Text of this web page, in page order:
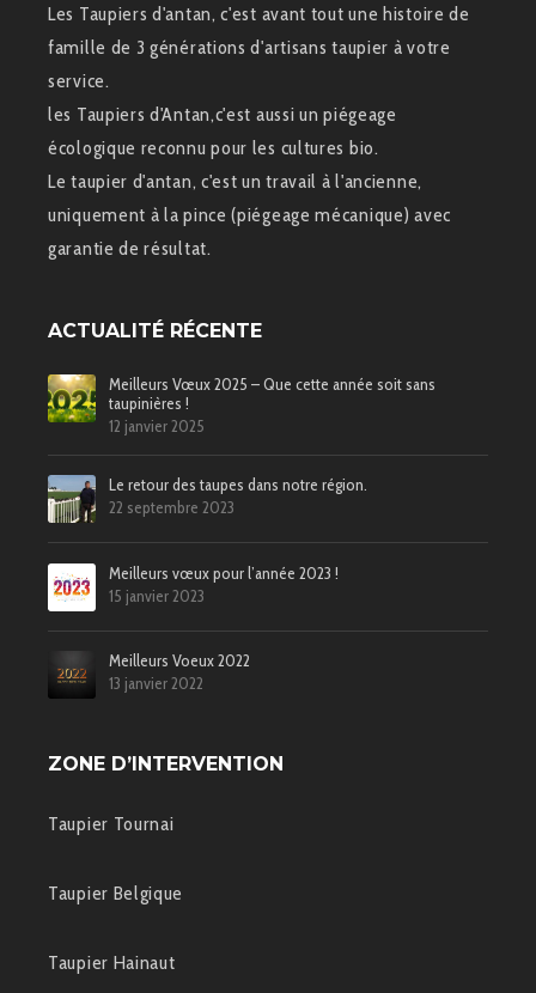
Les Taupiers d'antan, c'est avant tout une histoire de
famille de 3 générations d'artisans taupier à votre
service.
les Taupiers d'Antan,c'est aussi un piégeage
écologique reconnu pour les cultures bio.
Le taupier d'antan, c'est un travail à l'ancienne,
uniquement à la pince (piégeage mécanique) avec
garantie de résultat.
ACTUALITÉ RÉCENTE
Meilleurs Vœux 2025 – Que cette année soit sans
taupinières !
12 janvier 2025
Le retour des taupes dans notre région.
22 septembre 2023
Meilleurs vœux pour l’année 2023 !
15 janvier 2023
Meilleurs Voeux 2022
13 janvier 2022
ZONE D’INTERVENTION
Taupier Tournai
Taupier Belgique
Taupier Hainaut